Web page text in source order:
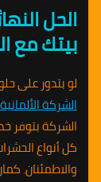
الحل
بيتك مع
لو بتدور على
الشركة
الشركة بتوفر
كل أنواع
والاطمئنان.